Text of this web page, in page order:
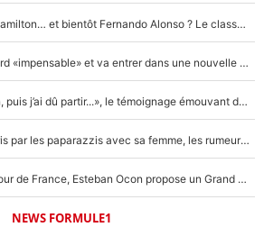
Max Verstappen, Lewis Hamilton… et bientôt Fernando Alonso ? Le classement des pilotes les mieux payés en Formule 1 risque de changer !
F1 - Alpine signe un accord «impensable» et va entrer dans une nouvelle dimension : Grande nouvelle pour Pierre Gasly !
F1 : « Je lui ai fait un câlin, puis j’ai dû partir...», le témoignage émouvant de Max Verstappen sur sa fille
F1 : Charles Leclerc surpris par les paparazzis avec sa femme, les rumeurs étaient vraies !
Comme pour le final du Tour de France, Esteban Ocon propose un Grand Prix de Formule 1 à Paris : «Autour de l’Arc de Triomphe, ce serait génial» !
NEWS FORMULE1